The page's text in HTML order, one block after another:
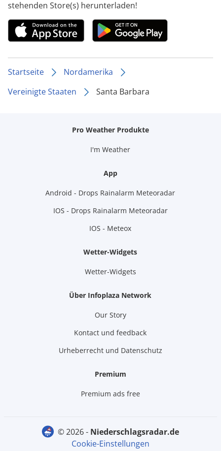
stehenden Store(s) herunterladen!
Startseite
Nordamerika
Vereinigte Staaten
Santa Barbara
Pro Weather Produkte
I'm Weather
App
Android - Drops Rainalarm Meteoradar
IOS - Drops Rainalarm Meteoradar
IOS - Meteox
Wetter-Widgets
Wetter-Widgets
Über Infoplaza Network
Our Story
Kontact und feedback
Urheberrecht und Datenschutz
Premium
Premium ads free
© 2026 -
niederschlagsradar.de
Cookie-Einstellungen